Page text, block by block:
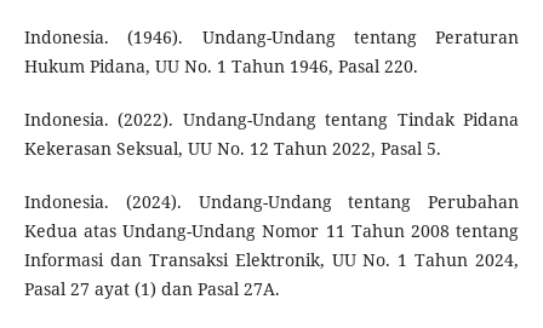
Indonesia. (1946). Undang-Undang tentang Peraturan
Hukum Pidana, UU No. 1 Tahun 1946, Pasal 220.
Indonesia. (2022). Undang-Undang tentang Tindak Pidana
Kekerasan Seksual, UU No. 12 Tahun 2022, Pasal 5.
Indonesia. (2024). Undang-Undang tentang Perubahan
Kedua atas Undang-Undang Nomor 11 Tahun 2008 tentang
Informasi dan Transaksi Elektronik, UU No. 1 Tahun 2024,
Pasal 27 ayat (1) dan Pasal 27A.